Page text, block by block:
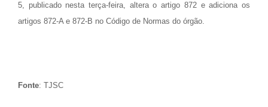
5, publicado nesta terça-feira, altera o artigo 872 e adiciona os
artigos 872-A e 872-B no Código de Normas do órgão.
Fonte: TJSC